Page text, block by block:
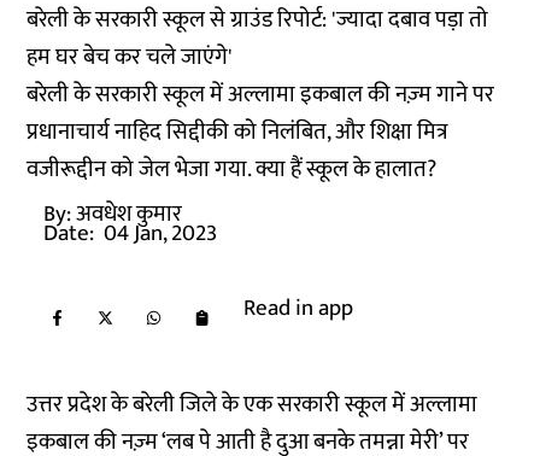
बरेली के सरकारी स्कूल से ग्राउंड रिपोर्ट: 'ज्यादा दबाव पड़ा तो
हम घर बेच कर चले जाएंगे'
बरेली के सरकारी स्कूल में अल्लामा इकबाल की नज़्म गाने पर
प्रधानाचार्य नाहिद सिद्दीकी को निलंबित, और शिक्षा मित्र
वजीरूद्दीन को जेल भेजा गया. क्या हैं स्कूल के हालात?
By:अवधेश कुमार
Date: 04 Jan, 2023
Read in app
उत्तर प्रदेश के बरेली जिले के एक सरकारी स्कूल में अल्लामा
इकबाल की नज़्म ‘लब पे आती है दुआ बनके तमन्ना मेरी’ पर